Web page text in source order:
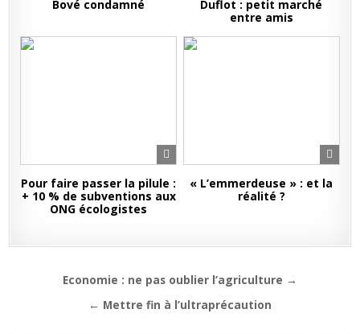
Bové condamné
Duflot : petit marché
entre amis
Pour faire passer la pilule :
+ 10 % de subventions aux
ONG écologistes
« L’emmerdeuse » : et la
réalité ?
Navigation
Economie : ne pas oublier l’agriculture →
← Mettre fin à l’ultraprécaution